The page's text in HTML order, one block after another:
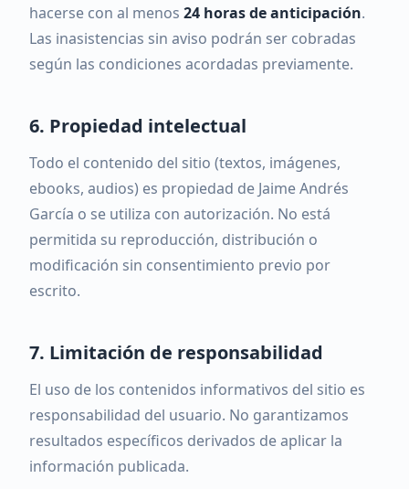
hacerse con al menos 24 horas de anticipación.
Las inasistencias sin aviso podrán ser cobradas
según las condiciones acordadas previamente.
6. Propiedad intelectual
Todo el contenido del sitio (textos, imágenes,
ebooks, audios) es propiedad de Jaime Andrés
García o se utiliza con autorización. No está
permitida su reproducción, distribución o
modificación sin consentimiento previo por
escrito.
7. Limitación de responsabilidad
El uso de los contenidos informativos del sitio es
responsabilidad del usuario. No garantizamos
resultados específicos derivados de aplicar la
información publicada.